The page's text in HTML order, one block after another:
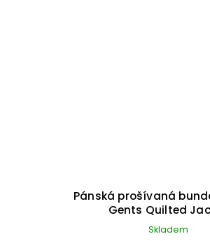
Pánská prošívaná
Gents Quilted
Skladem